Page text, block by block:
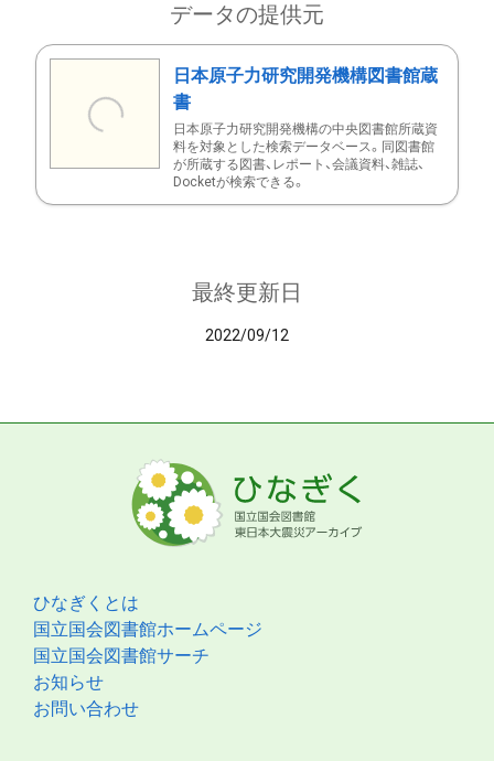
データの提供元
日本原子力研究開発機構図書館蔵
書
日本原子力研究開発機構の中央図書館所蔵資
料を対象とした検索データベース。同図書館
が所蔵する図書、レポート、会議資料、雑誌、
Docketが検索できる。
最終更新日
2022/09/12
ひなぎくとは
国立国会図書館ホームページ
国立国会図書館サーチ
お知らせ
お問い合わせ